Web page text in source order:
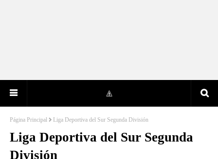
Página Principal Liga Deportiva del Sur Segunda División
Liga Deportiva del Sur Segunda
División